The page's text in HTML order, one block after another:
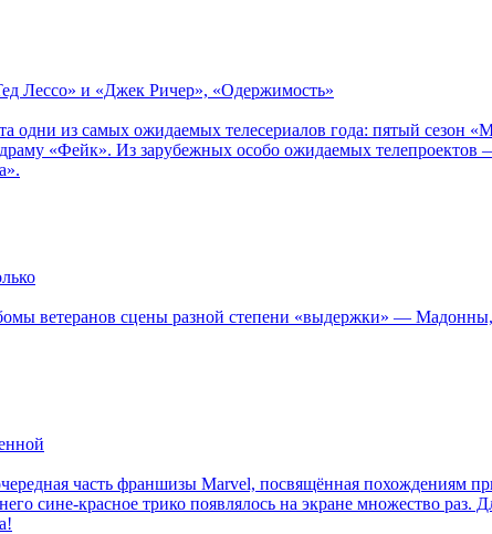
Лессо» и «Джек Ричер», «Одержимость»
одни из самых ожидаемых телесериалов года: пятый сезон
«Фейк». Из зарубежных особо ожидаемых телепроектов
ветеранов сцены разной степени «выдержки» — Мадонны,
часть франшизы Marvel, посвящённая похождениям
сине-красное трико появлялось на экране множество раз.